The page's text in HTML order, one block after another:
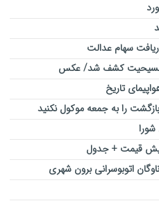
سهام عدالت
کشف شد/ عکس
تاریخ
را به جمعه موکول نکنید